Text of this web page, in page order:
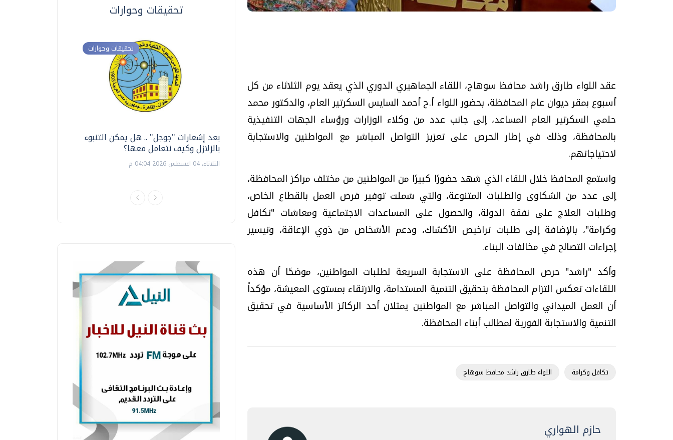
عقد اللواء طارق راشد محافظ سوهاج، اللقاء الجماهيري الدوري الذي يعقد يوم الثلاثاء من كل
أسبوع بمقر ديوان عام المحافظة، بحضور اللواء أ.ح أحمد السايس السكرتير العام، والدكتور محمد
حلمي السكرتير العام المساعد، إلى جانب عدد من وكلاء الوزارات ورؤساء الجهات التنفيذية
بالمحافظة، وذلك في إطار الحرص على تعزيز التواصل المباشر مع المواطنين والاستجابة
لاحتياجاتهم.
واستمع المحافظ خلال اللقاء الذي شهد حضورًا كبيرًا من المواطنين من مختلف مراكز المحافظة،
إلى عدد من الشكاوى والطلبات المتنوعة، والتي شملت توفير فرص العمل بالقطاع الخاص،
وطلبات العلاج على نفقة الدولة، والحصول على المساعدات الاجتماعية ومعاشات "تكافل
وكرامة"، بالإضافة إلى طلبات تراخيص الأكشاك، ودعم الأشخاص من ذوي الإعاقة، وتيسير
إجراءات التصالح في مخالفات البناء.
وأكد "راشد" حرص المحافظة على الاستجابة السريعة لطلبات المواطنين، موضحًا أن هذه
اللقاءات تعكس التزام المحافظة بتحقيق التنمية المستدامة، والارتقاء بمستوى المعيشة، مؤكداً
أن العمل الميداني والتواصل المباشر مع المواطنين يمثلان أحد الركائز الأساسية في تحقيق
التنمية والاستجابة الفورية لمطالب أبناء المحافظة.
تكافل وكرامة اللواء طارق راشد محافظ سوهاج
حازم الهواري
تحقيقات وحوارات
تحقيقات وحوارات
بعد إشعارات "جوجل" .. هل يمكن التنبوء
بالزلازل وكيف نتعامل معها؟
الثلاثاء، 04 اغسطس 2026 04:04 م
دليلك للتنسيق الجامعي .. تساؤلات فيديو.. الإعلام الرقمي.. تقنيات واعدةموجات الطقس الساخنة.. لماذا تحدث وكيف